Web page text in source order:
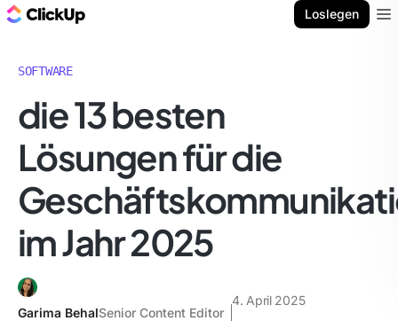
Loslegen
SOFTWARE
die 13 besten
Lösungen für die
im Jahr 2025
Garima BehalSenior Content Editor
4. April 2025